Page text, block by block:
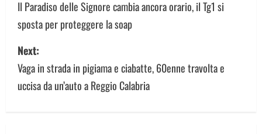
o
s
t
n
Il Paradiso delle Signore cambia ancora orario, il Tg1 si
sposta per proteggere la soap
Next:
Vaga in strada in pigiama e ciabatte, 60enne travolta e
uccisa da un’auto a Reggio Calabria